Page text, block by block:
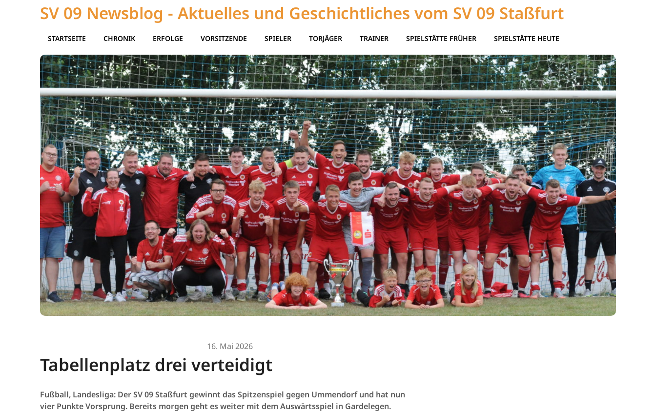
SV 09 Newsblog - Aktuelles und Geschichtliches vom SV 09 Staßfurt
STARTSEITE CHRONIK ERFOLGE VORSITZENDE SPIELER TORJÄGER TRAINER SPIELSTÄTTE FRÜHER SPIELSTÄTTE HEUTE
16. Mai 2026
Tabellenplatz drei verteidigt
Fußball, Landesliga: Der SV 09 Staßfurt gewinnt das Spitzenspiel gegen Ummendorf und hat nun
vier Punkte Vorsprung. Bereits morgen geht es weiter mit dem Auswärtsspiel in Gardelegen.